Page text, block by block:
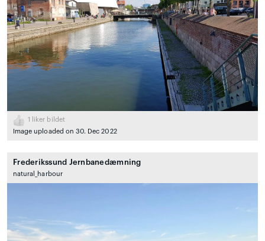
1
liker bildet
Image uploaded on 30. Dec 2022
Frederikssund Jernbanedæmning
natural_harbour